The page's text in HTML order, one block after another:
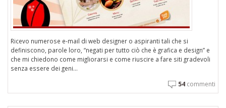
Ricevo numerose e-mail di web designer o aspiranti tali che si
definiscono, parole loro, “negati per tutto ciò che è grafica e design” e
che mi chiedono come migliorarsi e come riuscire a fare siti gradevoli
senza essere dei geni...
54 commenti